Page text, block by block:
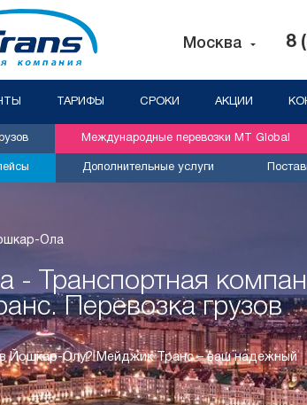
Москва 8
ТАРИФЫ СРОКИ АКЦИИ
Международные перевозки MT Global
Дополнительные услуги
Ола
- Транспортная
Перевозка грузов
в Йошкар-Олу? Мейджик Транс – ваш надежный